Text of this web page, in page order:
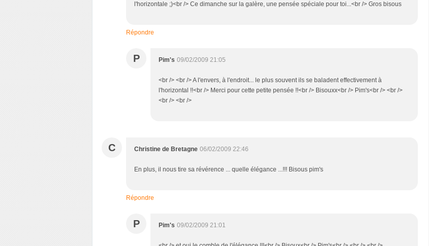
l'horizontale ;)<br /> Ce dimanche sur la galère, une pensée spéciale pour toi...<br /> Gros bisous
Répondre
P Pim's 09/02/2009 21:05
<br /> <br /> A l'envers, à l'endroit... le plus souvent ils se baladent effectivement à
l'horizontal !!<br /> Merci pour cette petite pensée !!<br /> Bisouxx<br /> Pim's<br /> <br />
<br /> <br />
C Christine de Bretagne 06/02/2009 22:46
En plus, il nous tire sa révérence ... quelle élégance ...!!! Bisous pim's
Répondre
P Pim's 09/02/2009 21:01